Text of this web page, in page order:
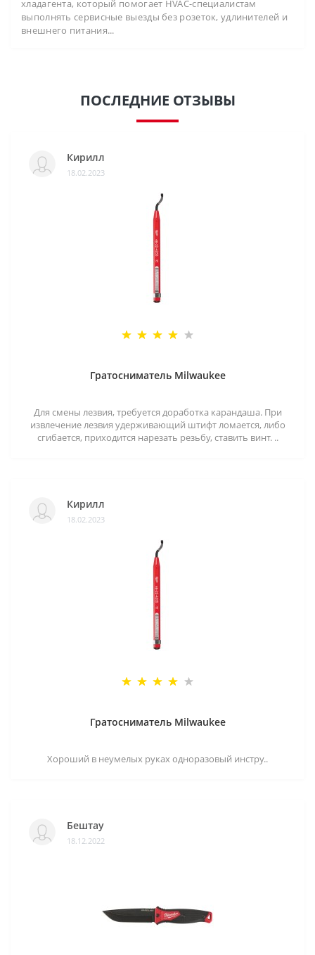
хладагента, который помогает HVAC-специалистам
выполнять сервисные выезды без розеток, удлинителей и
внешнего питания...
ПОСЛЕДНИЕ ОТЗЫВЫ
Кирилл
18.02.2023
Гратосниматель Milwaukee
Для смены лезвия, требуется доработка карандаша. При
извлечение лезвия удерживающий штифт ломается, либо
сгибается, приходится нарезать резьбу, ставить винт. ..
Кирилл
18.02.2023
Гратосниматель Milwaukee
Хороший в неумелых руках одноразовый инстру..
Бештау
18.12.2022